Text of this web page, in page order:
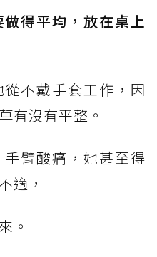
做得平均，放在桌上
不戴手套工作，因
有沒有平整。
臂酸痛，她甚至得
適，
。